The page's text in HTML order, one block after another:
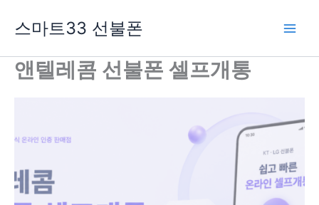
로
스마트33 선불폰
앤텔레콤 선불폰 셀프개통